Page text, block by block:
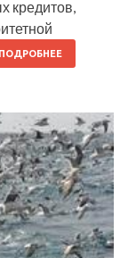
кредитов,
ПОДРОБНЕЕ